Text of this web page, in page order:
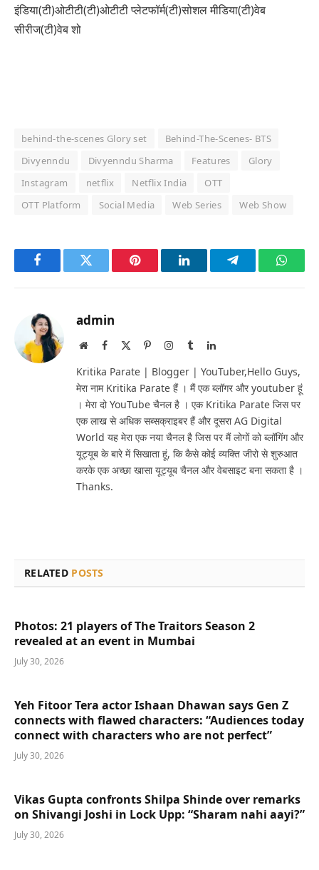
इंडिया(टी)ओटीटी(टी)ओटीटी प्लेटफॉर्म(टी)सोशल मीडिया(टी)वेब
सीरीज(टी)वेब शो
behind-the-scenes Glory set
Behind-The-Scenes- BTS
Divyenndu
Divyenndu Sharma Features
Glory
Instagram
netflix Netflix India
OTT
OTT Platform
Social Media Web Series Web Show
FacebookTwitter Pinterest LinkedInTelegram
admin
WebsiteFacebook PinterestInstagram
TumblrLinkedIn
Kritika Parate | Blogger | YouTuber,Hello Guys,
मेरा नाम Kritika Parate हैं । मैं एक ब्लॉगर और youtuber हूं
। मेरा दो YouTube चैनल है । एक Kritika Parate जिस पर
एक लाख से अधिक सब्सक्राइबर हैं और दूसरा AG Digital
World यह मेरा एक नया चैनल है जिस पर मैं लोगों को ब्लॉगिंग और
यूट्यूब के बारे में सिखाता हूं, कि कैसे कोई व्यक्ति जीरो से शुरुआत
करके एक अच्छा खासा यूट्यूब चैनल और वेबसाइट बना सकता है ।
Thanks.
RELATED POSTS
Photos: 21 players of The Traitors Season 2
revealed at an event in Mumbai
July 30, 2026
Yeh Fitoor Tera actor Ishaan Dhawan says Gen Z
connects with flawed characters: “Audiences today
connect with characters who are not perfect”
July 30, 2026
Vikas Gupta confronts Shilpa Shinde over remarks
on Shivangi Joshi in Lock Upp: “Sharam nahi aayi?”
July 30, 2026